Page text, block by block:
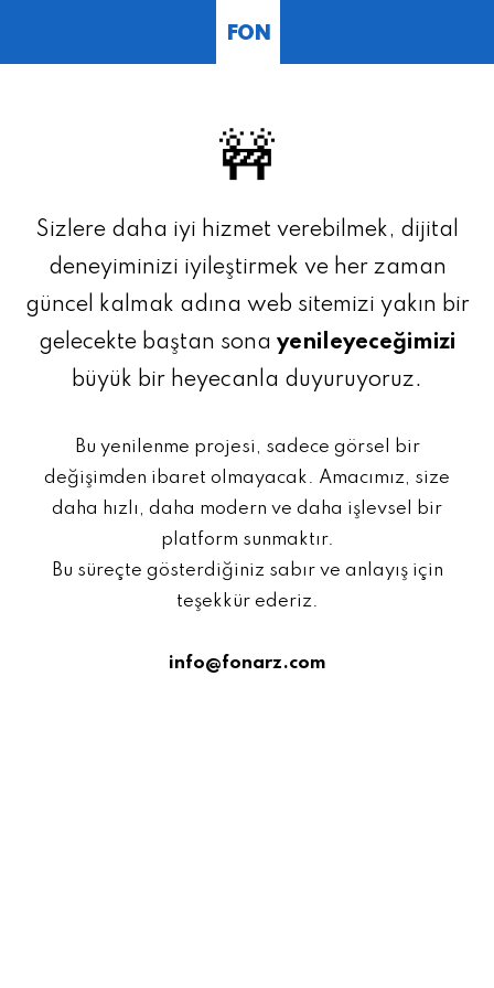
FON
🚧
Sizlere daha iyi hizmet verebilmek, dijital
deneyiminizi iyileştirmek ve her zaman
güncel kalmak adına web sitemizi yakın bir
gelecekte baştan sona yenileyeceğimizi
büyük bir heyecanla duyuruyoruz.
Bu yenilenme projesi, sadece görsel bir
değişimden ibaret olmayacak. Amacımız, size
daha hızlı, daha modern ve daha işlevsel bir
platform sunmaktır.
Bu süreçte gösterdiğiniz sabır ve anlayış için
teşekkür ederiz.
info@fonarz.com